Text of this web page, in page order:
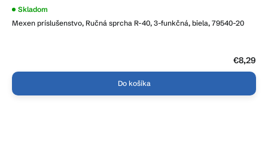
Mexen príslušenstvo, Ručná sprcha R-40, 3-funkčná, biela, 79540-20
Skladom
€8,29
Do košíka